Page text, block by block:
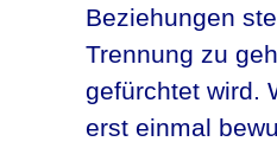
Beziehungen
Trennung zu
gefürchtet wird.
erst einmal